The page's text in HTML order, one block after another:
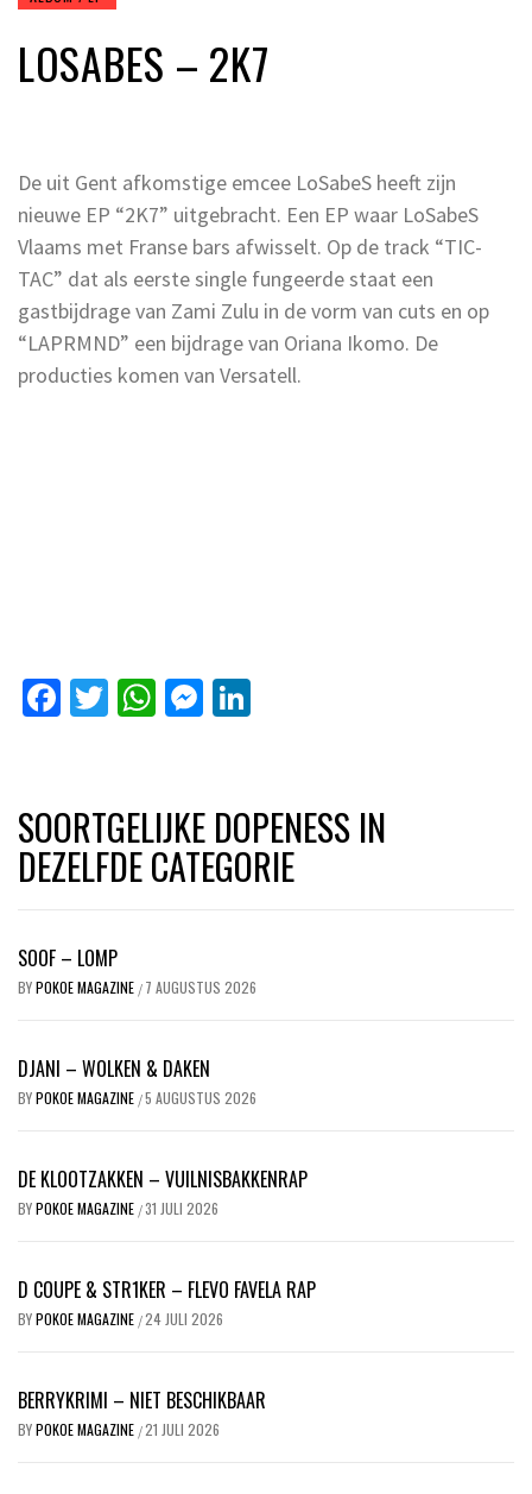
LOSABES – 2K7
De uit Gent afkomstige emcee LoSabeS heeft zijn
nieuwe EP “2K7” uitgebracht. Een EP waar LoSabeS
Vlaams met Franse bars afwisselt. Op de track “TIC-
TAC” dat als eerste single fungeerde staat een
gastbijdrage van Zami Zulu in de vorm van cuts en op
“LAPRMND” een bijdrage van Oriana Ikomo. De
producties komen van Versatell.
Facebook
Twitter
WhatsApp
Messenger
SOORTGELIJKE DOPENESS IN
DEZELFDE CATEGORIE
SOOF – LOMP
BYPOKOE MAGAZINE / 7 AUGUSTUS 2026
DJANI – WOLKEN & DAKEN
BYPOKOE MAGAZINE /5 AUGUSTUS 2026
DE KLOOTZAKKEN – VUILNISBAKKENRAP
BYPOKOE MAGAZINE /31 JULI 2026
D COUPE & STR1KER – FLEVO FAVELA RAP
BYPOKOE MAGAZINE /24 JULI 2026
BERRYKRIMI – NIET BESCHIKBAAR
BYPOKOE MAGAZINE /21 JULI 2026